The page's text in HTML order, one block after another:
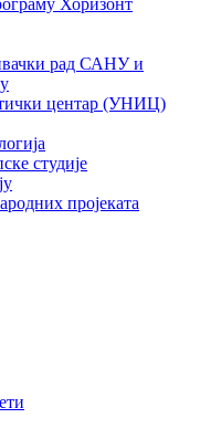
Хоризонт
рад САНУ и
центар (УНИЦ)
студије
пројеката